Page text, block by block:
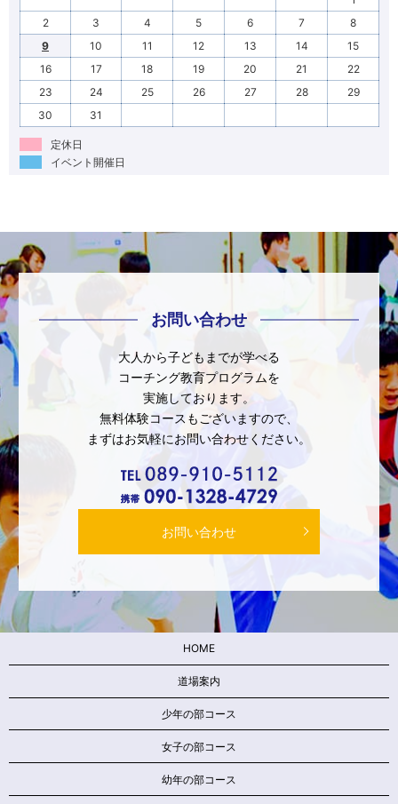
2
3 4 5 6 7
8
9
10 11 12 13 14
15
16
17 18 19 20 21
22
23
24 25 26 27 28
29
30
31
定休日
イベント開催日
お問い合わせ
大人から子どもまでが学べる
コーチング教育プログラムを
実施しております。
無料体験コースもございますので、
まずはお気軽にお問い合わせください。
お問い合わせ
HOME
道場案内
少年の部コース
女子の部コース
幼年の部コース